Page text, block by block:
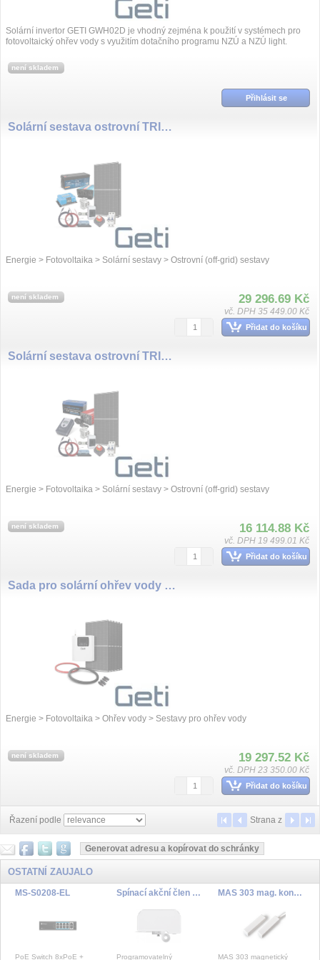
Solární invertor GETI GWH02D je vhodný zejména k použití v systémech pro
fotovoltaický ohřev vody s využitím dotačního programu NZÚ a NZÚ light.
není skladem
Přihlásit se
Solární sestava ostrovní TRINA 890Wp, baterie LiFePO4 24V 100Ah, měnič 24V/230VAC 2000W
Energie > Fotovoltaika > Solární sestavy > Ostrovní (off-grid) sestavy
není skladem 29 296.69 Kč
vč. DPH 35 449.00 Kč
Přidat do košíku
Solární sestava ostrovní TRINA 445Wp, baterie LiFePO4 12V 100Ah, měnič 230VAC 1000W
Energie > Fotovoltaika > Solární sestavy > Ostrovní (off-grid) sestavy
není skladem 16 114.88 Kč
vč. DPH 19 499.01 Kč
Přidat do košíku
Sada pro solární ohřev vody GETI GWH03W 2670Wp 6x PV TRINA
Energie > Fotovoltaika > Ohřev vody > Sestavy pro ohřev vody
není skladem 19 297.52 Kč
vč. DPH 23 350.00 Kč
Přidat do košíku
Řazení podle Strana z
OSTATNÍ ZAUJALO
MS-S0208-EL
PoE Switch 8xPoE +
Spínací akční člen s měřením - 16 A, skrytá montáž - HmIP-FSM16
Programovatelný
MAS 303 mag. kontakt
MAS 303 magnetický